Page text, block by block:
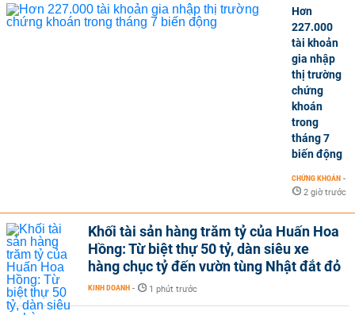
Hơn
227.000
tài khoản
gia nhập
thị trường
chứng
khoán
trong
tháng 7
biến động
CHỨNG KHOÁN -
2 giờ trước
Khối tài sản hàng trăm tỷ của Huấn Hoa
Hồng: Từ biệt thự 50 tỷ, dàn siêu xe
hàng chục tỷ đến vườn tùng Nhật đắt đỏ
KINH DOANH - 1 phút trước